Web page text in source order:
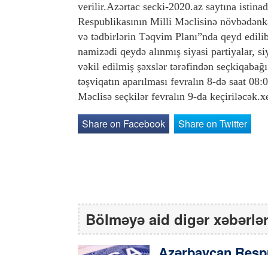
verilir.Azərtac secki-2020.az saytına
Respublikasının Milli Məclisinə
və tədbirlərin Təqvim Planı”nda qeyd
namizədi qeydə alınmış siyasi partiyalar,
vəkil edilmiş şəxslər tərəfindən seçkiqabağı
təşviqatın aparılması fevralın 8-də saat
Məclisə seçkilər fevralın 9-da
Share on Facebook Share on Twitter
Bölməyə aid digər xəbərlər